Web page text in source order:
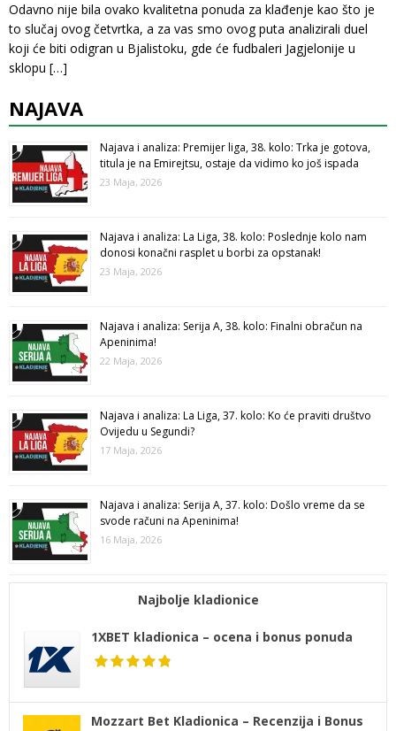
Odavno nije bila ovako kvalitetna ponuda za klađenje kao što je
to slučaj ovog četvrtka, a za vas smo ovog puta analizirali duel
koji će biti odigran u Bjalistoku, gde će fudbaleri Jagjelonije u
sklopu […]
NAJAVA
Najava i analiza: Premijer liga, 38. kolo: Trka je gotova,
titula je na Emirejtsu, ostaje da vidimo ko još ispada
23 Maja, 2026
Najava i analiza: La Liga, 38. kolo: Poslednje kolo nam
donosi konačni rasplet u borbi za opstanak!
23 Maja, 2026
Najava i analiza: Serija A, 38. kolo: Finalni obračun na
Apeninima!
22 Maja, 2026
Najava i analiza: La Liga, 37. kolo: Ko će praviti društvo
Ovijedu u Segundi?
17 Maja, 2026
Najava i analiza: Serija A, 37. kolo: Došlo vreme da se
svode računi na Apeninima!
16 Maja, 2026
Najbolje kladionice
1XBET kladionica – ocena i bonus ponuda
Mozzart Bet Kladionica – Recenzija i Bonus